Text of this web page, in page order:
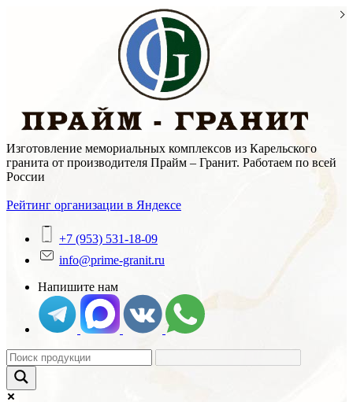
Изготовление мемориальных комплексов из Карельского
гранита от производителя Прайм – Гранит. Работаем по всей
России
Рейтинг организации в Яндексе
+7 (953) 531-18-09
info@prime-granit.ru
Напишите нам